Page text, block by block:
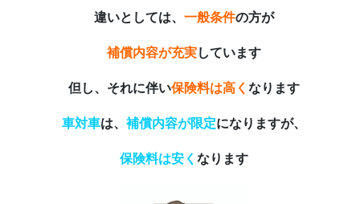
違いとしては、 一般条件の方が
補償内容が充実しています
但し、それに伴い保険料は高く なります
車対車は、 補償内容が限定になりますが、
保険料は安く なります